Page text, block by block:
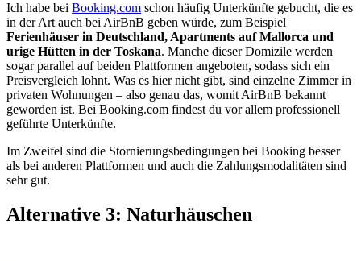
Ich habe bei Booking.com schon häufig Unterkünfte gebucht, die es
in der Art auch bei AirBnB geben würde, zum Beispiel
Ferienhäuser in Deutschland, Apartments auf Mallorca und
urige Hütten in der Toskana. Manche dieser Domizile werden
sogar parallel auf beiden Plattformen angeboten, sodass sich ein
Preisvergleich lohnt. Was es hier nicht gibt, sind einzelne Zimmer in
privaten Wohnungen – also genau das, womit AirBnB bekannt
geworden ist. Bei Booking.com findest du vor allem professionell
geführte Unterkünfte.
Im Zweifel sind die Stornierungsbedingungen bei Booking besser
als bei anderen Plattformen und auch die Zahlungsmodalitäten sind
sehr gut.
Alternative 3: Naturhäuschen